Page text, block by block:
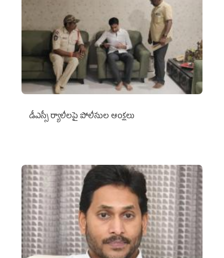
డీఎస్సీ ర్యాలీలపై పోలీసుల ఆంక్షలు